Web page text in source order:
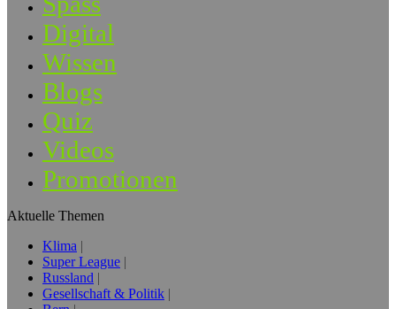
Digital
Wissen
Blogs
Quiz
Videos
Promotionen
Aktuelle Themen
Klima
Super League
Russland
Gesellschaft & Politik